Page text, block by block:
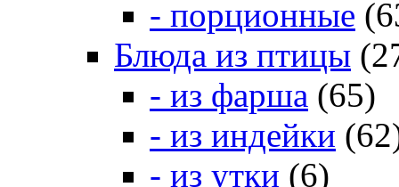
- порционные
Блюда из птицы
- из фарша (65)
- из индейки
- из утки (6)